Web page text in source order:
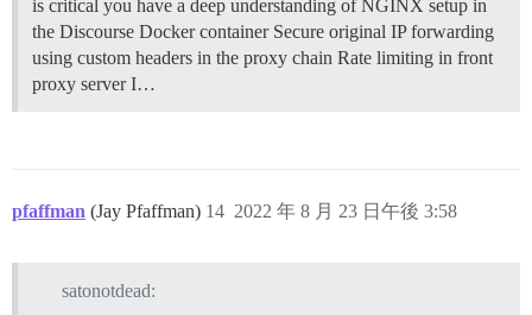
is critical you have a deep understanding of NGINX setup in
the Discourse Docker container Secure original IP forwarding
using custom headers in the proxy chain Rate limiting in front
proxy server I…
pfaffman (Jay Pfaffman) 2022 年 8 月 23 日午後 3:58
14
satonotdead: